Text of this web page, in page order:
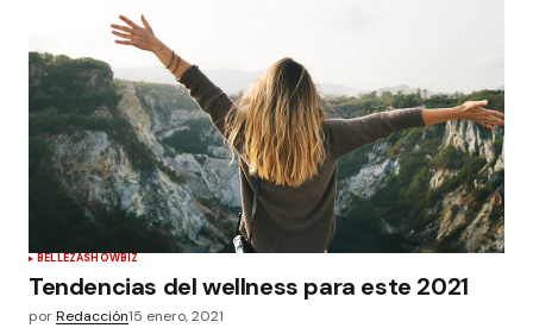
BELLEZASHOWBIZ
Tendencias del wellness para este 2021
porRedacción15 enero, 2021